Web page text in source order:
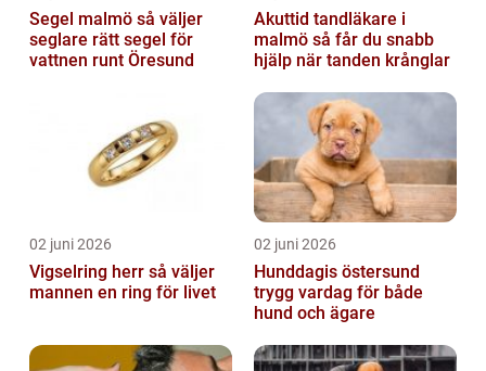
Segel malmö så väljer
seglare rätt segel för
vattnen runt Öresund
Akuttid tandläkare i
malmö så får du snabb
hjälp när tanden krånglar
02 juni 2026
Vigselring herr så väljer
mannen en ring för livet
02 juni 2026
Hunddagis östersund
trygg vardag för både
hund och ägare